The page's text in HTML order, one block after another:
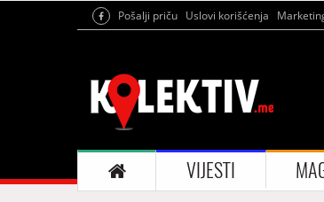
Pošalji priču Uslovi korišćenja
VIJESTI